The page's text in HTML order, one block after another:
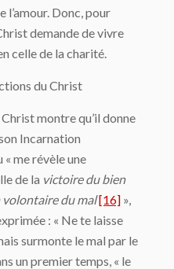
l’amour. Donc, pour
demande de vivre
celle de la charité.
du Christ
montre qu’il donne
Incarnation
me révèle une
de la victoire du bien
volontaire du mal[16] »,
: « Ne te laisse
surmonte le mal par le
un premier temps, « le